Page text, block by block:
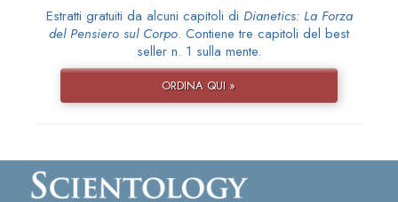
Estratti gratuiti da alcuni capitoli di Dianetics: La Forza
del Pensiero sul Corpo. Contiene tre capitoli del best
seller n. 1 sulla mente.
ORDINA QUI »